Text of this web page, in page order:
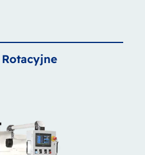
Rotacyjne